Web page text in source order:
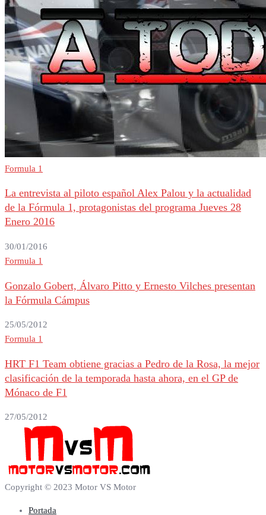
Formula 1
La entrevista al piloto español Alex Palou y la actualidad
de la Fórmula 1, protagonistas del programa Jueves 28
Enero 2016
30/01/2016
Formula 1
Gonzalo Gobert, Álvaro Pitto y Ernesto Vilches presentan
la Fórmula Cámpus
25/05/2012
Formula 1
HRT F1 Team obtiene gracias a Pedro de la Rosa, la mejor
clasificación de la temporada hasta ahora, en el GP de
Mónaco de F1
27/05/2012
Copyright © 2023 Motor VS Motor
Portada